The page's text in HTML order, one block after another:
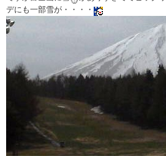
デにも一部雪が・・・・